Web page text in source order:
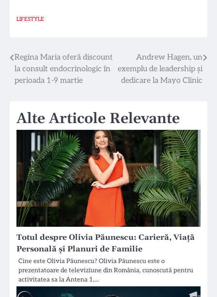
LIFESTYLE
Navigare
în
Regina Maria oferă discount
la consult endocrinologic în
perioada 1-9 martie
Andrew Hagen, un
exemplu de leadership și
dedicare la Mayo Clinic
Alte Articole Relevante
Totul despre Olivia Păunescu: Carieră, Viață
Personală și Planuri de Familie
Cine este Olivia Păunescu? Olivia Păunescu este o
prezentatoare de televiziune din România, cunoscută pentru
activitatea sa la Antena 1,…